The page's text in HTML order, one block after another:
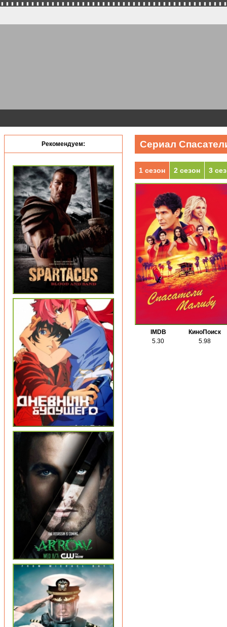
Сериал
1 сезон 2 сезон 3
IMDB
5.30
КиноПоиск
5.98
Рекомендуем: